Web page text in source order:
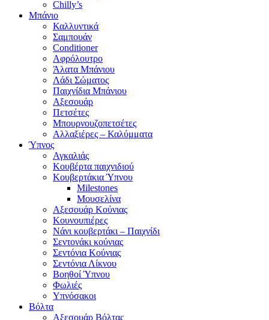
Chilly’s
Μπάνιο
Καλλυντικά
Σαμπουάν
Conditioner
Αφρόλουτρο
Άλατα Μπάνιου
Λάδι Σώματος
Παιχνίδια Μπάνιου
Αξεσουάρ
Πετσέτες
Μπουρνουζοπετσέτες
Αλλαξιέρες – Καλύμματα
Ύπνος
Αγκαλιάς
Κουβέρτα παιχνιδιού
Κουβερτάκια Ύπνου
Milestones
Μουσελίνα
Αξεσουάρ Κούνιας
Κουνουπιέρες
Νάνι κουβερτάκι – Παιχνίδι
Σεντονάκι κούνιας
Σεντόνια Κούνιας
Σεντόνια Λίκνου
Βοηθοί Ύπνου
Φωλιές
Υπνόσακοι
Βόλτα
Αξεσουάρ Βόλτας